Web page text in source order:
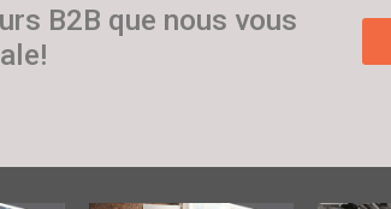
B2B que nous vous